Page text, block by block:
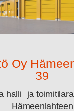
Oy
39
halli- ja
Hämeenlahteen